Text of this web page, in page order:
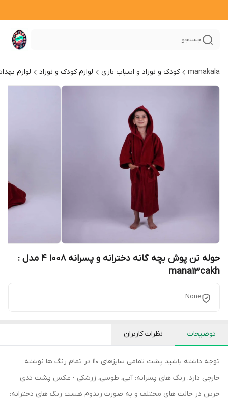
جستجو
manakala کودک و نوزاد و اسباب بازی لوازم کودک و نوزاد لوازم
حوله تن پوش بچه گانه دخترانه و پسرانه 1008 4 مدل :
mana13cakh
None
توضیحات نظرات کاربران
توجه داشته باشید پشت تمامی سایزهای 110 در تمام رنگ ها نوشته
خارجی دارد. رنگ های پسرانه: آبی، طوسی، زرشکی - عکس پشت تدی
خرس در حالت های مختلف و به صورت رندوم هست رنگ های دخترانه: